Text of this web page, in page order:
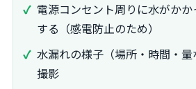
電源コンセント周りに水がか
する（感電防止のため）
水漏れの様子（場所・時間・
撮影